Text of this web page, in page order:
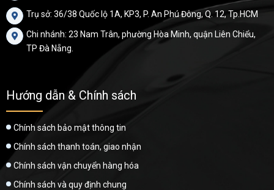
 Trụ sở: 36/38 Quốc lộ 1A, KP3, P. An Phú Đông, Q. 12, Tp.HCM

Chi nhánh: 23 Nam Trân, phường Hòa Minh, quận Liên Chiểu,
TP Đà Nẵng.
Hướng dẫn & Chính sách
Chính sách bảo mật thông tin
Chính sách thanh toán, giao nhận
Chính sách vận chuyển hàng hóa
Chính sách và quy định chung